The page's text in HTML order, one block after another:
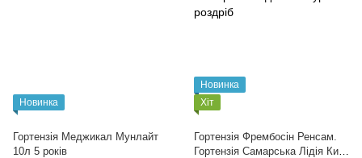
Новинка
Гортензія Меджикал Мунлайт
10л 5 років
Новинка
Хіт
Гортензія Фрембосін Ренсам.
Гортензія Самарська Лідія Київ